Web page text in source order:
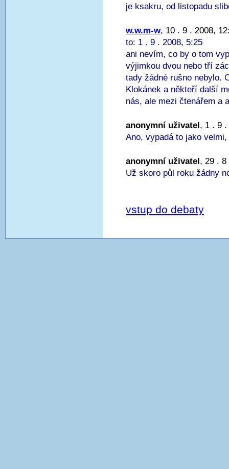
je ksakru, od listopadu
w.w.m-w, 10 . 9 . 2008,
to: 1 . 9 . 2008, 5:25
ani nevím, co by o tom
výjimkou dvou nebo tří
tady žádné rušno nebylo.
Klokánek a někteří další
nás, ale mezi čtenářem a
anonymní uživatel, 1 . 9 .
Ano, vypadá to jako
anonymní uživatel, 29 . 8
Už skoro půl roku žádny
vstup do debaty